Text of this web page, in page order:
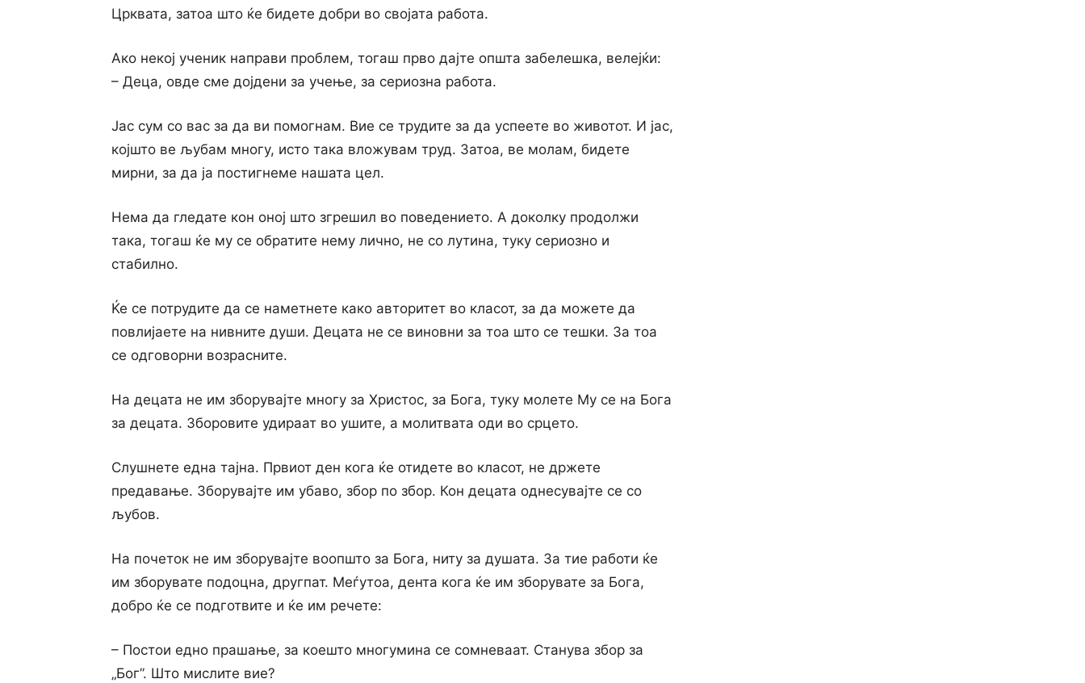
Црквата, затоа што ќе бидете добри во својата работа.
Ако некој ученик направи проблем, тогаш прво дајте општа забелешка, велејќи:
– Деца, овде сме дојдени за учење, за сериозна работа.
Јас сум co вас за да ви помогнам. Вие се трудите за да успеете во животот. И јас,
којшто ве љубам многу, исто така вложувам труд. Затоа, ве молам, бидете
мирни, за да ја постигнеме нашата цел.
Нема да гледате кон оној што згрешил во поведението. А доколку продолжи
така, тогаш ќе му се обратите нему лично, не co лутина, туку сериозно и
стабилно.
Ќе се потрудите да се наметнете како авторитет во класот, за да можете да
повлијаете на нивните души. Децата не се виновни за тоа што се тешки. За тоа
се одговорни возрасните.
Ha децата не им зборувајте многу за Христос, за Бога, туку молете My ce на Бога
за децата. Зборовите удираат во ушите, а молитвата оди во срцето.
Слушнете една тајна. Првиот ден кога ќе отидете во класот, не држете
предавање. Зборувајте им убаво, збор по збор. Кон децата однесувајте се co
љубов.
На почеток не им зборувајте воопшто за Бога, ниту за душата. За тие работи ќе
им зборувате подоцна, другпат. Меѓутоа, дента кога ќе им зборувате за Бога,
добро ќе се подготвите и ќе им речете:
– Постои едно прашање, за коешто многумина се сомневаат. Станува збор за
„Бог”. Што мислите вие?